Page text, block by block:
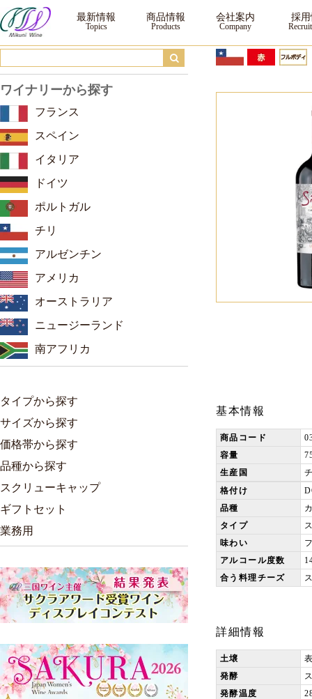
シバリス グラン・レセルバ カベルネ・ソーヴィニヨン ｜ ワイン ｜三国ワイ
最新情報 商品情報 会社案内 採
基本情報
商品コード
容量
生産国
格付け
品種
タイプ
味わい
アルコール度数
合う料理チーズ
詳細情報
土壌
発酵
発酵温度
ワイナリーから探す
フランス
スペイン
イタリア
ドイツ
ポルトガル
チリ
アルゼンチン
アメリカ
オーストラリア
ニュージーランド
南アフリカ
タイプから探す
サイズから探す
価格帯から探す
品種から探す
スクリューキャップ
ギフトセット
業務用